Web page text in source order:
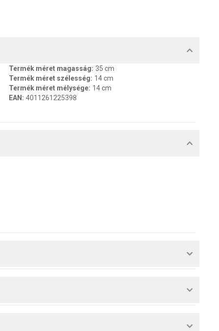
Termék méret magasság: 35 cm
Termék méret szélesség: 14 cm
Termék méret mélysége: 14 cm
EAN : 4011261225398